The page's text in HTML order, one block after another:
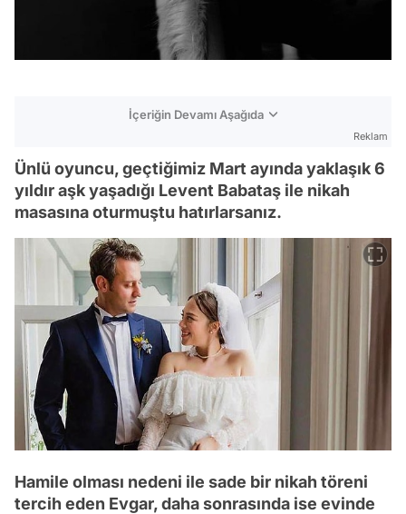
İçeriğin Devamı Aşağıda
Reklam
Ünlü oyuncu, geçtiğimiz Mart ayında yaklaşık 6
yıldır aşk yaşadığı Levent Babataş ile nikah
masasına oturmuştu hatırlarsanız.
Hamile olması nedeni ile sade bir nikah töreni
tercih eden Evgar, daha sonrasında ise evinde